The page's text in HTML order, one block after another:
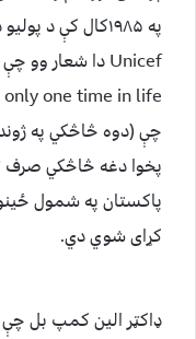
په ۱۹۸۵کال کې د
پخوا دغه څاڅکي صرف
پاکستان په شمول
کړای شوي دي.
ډاکټر الین کمپ بل